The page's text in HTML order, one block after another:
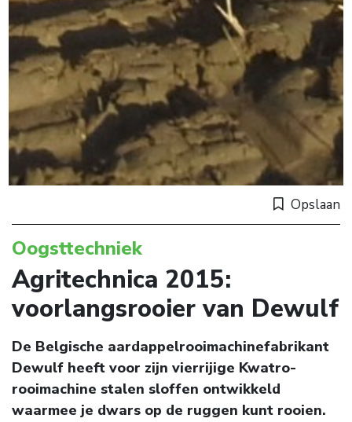
Opslaan
Oogsttechniek
Agritechnica 2015:
voorlangsrooier van Dewulf
De Belgische aardappelrooimachinefabrikant
Dewulf heeft voor zijn vierrijige Kwatro-
rooimachine stalen sloffen ontwikkeld
waarmee je dwars op de ruggen kunt rooien.